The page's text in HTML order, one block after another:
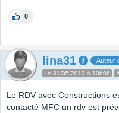
0
lina31 Auteur
Le 31/05/2012 à 10h06
Le RDV avec Constructions
contacté MFC un rdv est